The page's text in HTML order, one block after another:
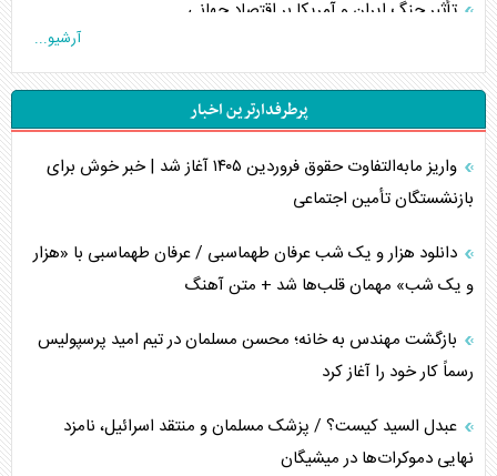
تأثیر جنگ ایران و آمریکا بر اقتصاد جهانی
تخریب پل‌ها در اوکراین و فروپاشی روایت دوگانه غرب
اربعین، کابوس مشترک تل‌آویو-واشنگتن
برنامه هفتم توسعه در نقطه کور سیاستگذاری
اوکراین بازوی مخرب آمریکا در غرب آسیا
اهمیت راهبردی اردن برای آمریکا
همسویی عربستان با سنتکام علیه متحدان ایران
آرشیو...
پرطرفدارترین اخبار
واریز مابه‌التفاوت حقوق فروردین ۱۴۰۵ آغاز شد | خبر خوش برای
بازنشستگان تأمین اجتماعی
دانلود هزار و یک شب عرفان طهماسبی / عرفان طهماسبی با «هزار
و یک شب» مهمان قلب‌ها شد + متن آهنگ
بازگشت مهندس به خانه؛ محسن مسلمان در تیم امید پرسپولیس
رسماً کار خود را آغاز کرد
عبدل السید کیست؟ / پزشک مسلمان و منتقد اسرائیل، نامزد
نهایی دموکرات‌ها در میشیگان